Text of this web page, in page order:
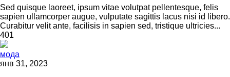
Sed quisque laoreet, ipsum vitae volutpat pellentesque, felis
sapien ullamcorper augue, vulputate sagittis lacus nisi id libero.
Curabitur velit ante, facilisis in sapien sed, tristique ultricies...
401
мода
янв 31, 2023